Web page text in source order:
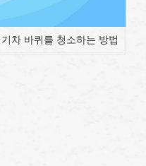
기차 바퀴를 청소하는 방법